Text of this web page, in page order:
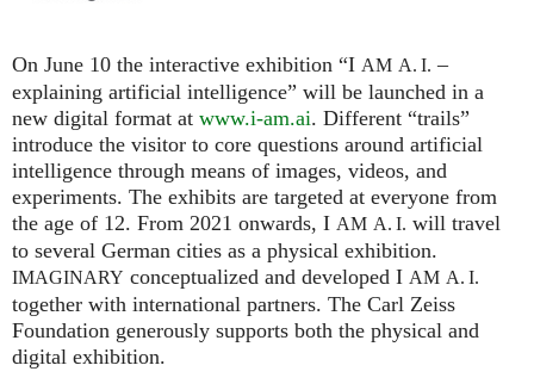
On June 10 the interactive exhibition “I AM A. I. –
explaining artificial intelligence” will be launched in a
new digital format at www.i-am.ai. Different “trails”
introduce the visitor to core questions around artificial
intelligence through means of images, videos, and
experiments. The exhibits are targeted at everyone from
the age of 12. From 2021 onwards, I AM A. I. will travel
to several German cities as a physical exhibition.
IMAGINARY conceptualized and developed I AM A. I.
together with international partners. The Carl Zeiss
Foundation generously supports both the physical and
digital exhibition.